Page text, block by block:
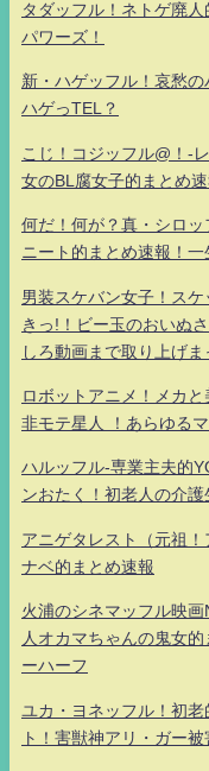
タダッフル！ネトゲ廃
パワーズ！
新・ハゲッフル！哀愁
ハゲっTEL？
こじ！コジッフル@！-
女のBL腐女子的まとめ
何だ！何が？真・シ
ニート的まとめ速報！一
男装スケバン女子！スケ
きっ!！ビー玉のおいぬ
しろ動画まで取り上げま
ロボットアニメ！メカ
非モテ星人 ！あらゆる
ハルッフル-専業主夫的
ンおたく！初老人の介
アニゲタレスト（元祖
ナベ的まとめ速報
火浦のシネマッフル映
人オカマちゃんの鬼女
ーハーフ
ユカ・ヨネッフル！初
ト！害獣神アリ・ガー